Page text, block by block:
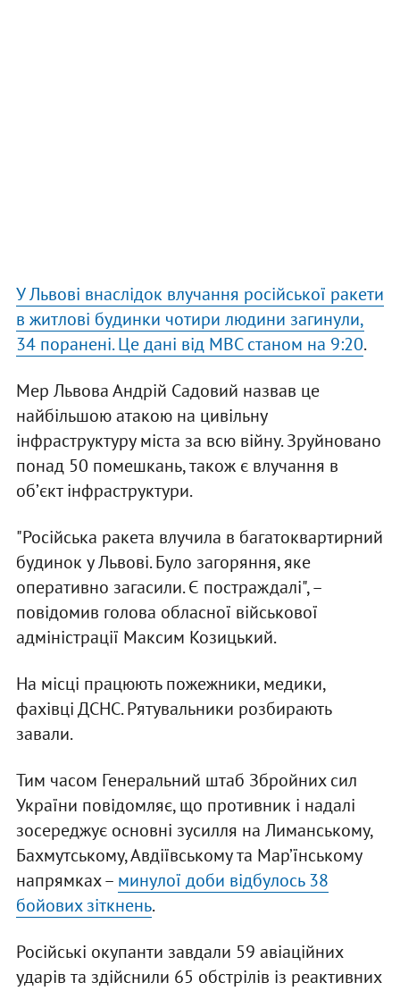
У Львові внаслідок влучання російської ракети
в житлові будинки чотири людини загинули,
34 поранені. Це дані від МВС станом на 9:20.
Мер Львова Андрій Садовий назвав це
найбільшою атакою на цивільну
інфраструктуру міста за всю війну. Зруйновано
понад 50 помешкань, також є влучання в
обʼєкт інфраструктури.
"Російська ракета влучила в багатоквартирний
будинок у Львові. Було загоряння, яке
оперативно загасили. Є постраждалі", –
повідомив голова обласної військової
адміністрації Максим Козицький.
На місці працюють пожежники, медики,
фахівці ДСНС. Рятувальники розбирають
завали.
Тим часом Генеральний штаб Збройних сил
України повідомляє, що противник і надалі
зосереджує основні зусилля на Лиманському,
Бахмутському, Авдіївському та Мар’їнському
напрямках – минулої доби відбулось 38
бойових зіткнень.
Російські окупанти завдали 59 авіаційних
ударів та здійснили 65 обстрілів із реактивних